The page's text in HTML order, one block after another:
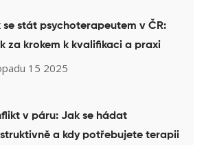
se stát psychoterapeutem v ČR:
za krokem k kvalifikaci a praxi
15 2025
v páru: Jak se hádat
a kdy potřebujete terapii